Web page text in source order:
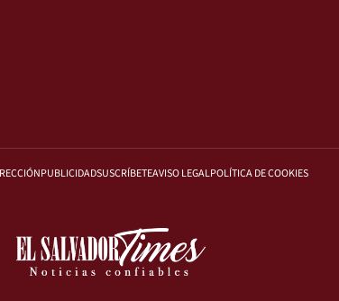
PUBLICIDADSUSCRÍBETEAVISO LEGALPOLÍTICA DE COOKIES